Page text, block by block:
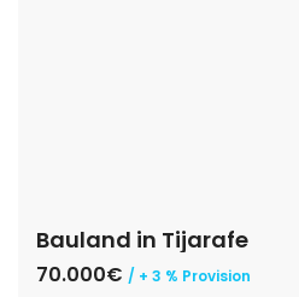
Bauland in Tijarafe
70.000€ / + 3 % Provision